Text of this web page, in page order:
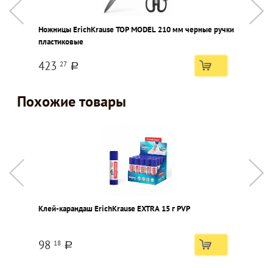
Ножницы ErichKrause TOP MODEL 210 мм черные ручки
пластиковые
423 27 a
Похожие товары
Клей-карандаш ErichKrause EXTRA 15 г PVP
98 18 a